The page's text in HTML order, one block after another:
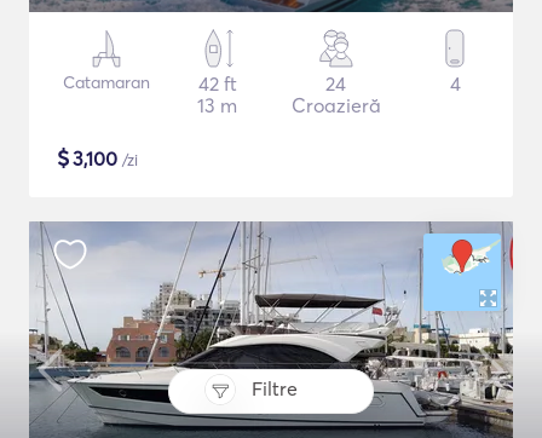
Filtre
Catamaran
42 ft
13 m
24
Croazieră
4
$3,100 /zi